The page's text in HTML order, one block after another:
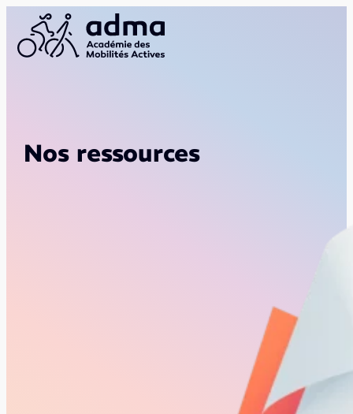
Nos ressources